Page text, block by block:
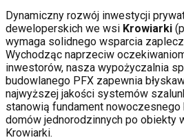
Dynamiczny rozwój inwestycji
deweloperskich we wsi Krowiarki
wymaga solidnego wsparcia
Wychodząc naprzeciw
inwestorów, nasza wypożyczalnia
budowlanego PFX zapewnia
najwyższej jakości systemów
stanowią fundament nowoczesnego
domów jednorodzinnych po obiekty
Krowiarki.